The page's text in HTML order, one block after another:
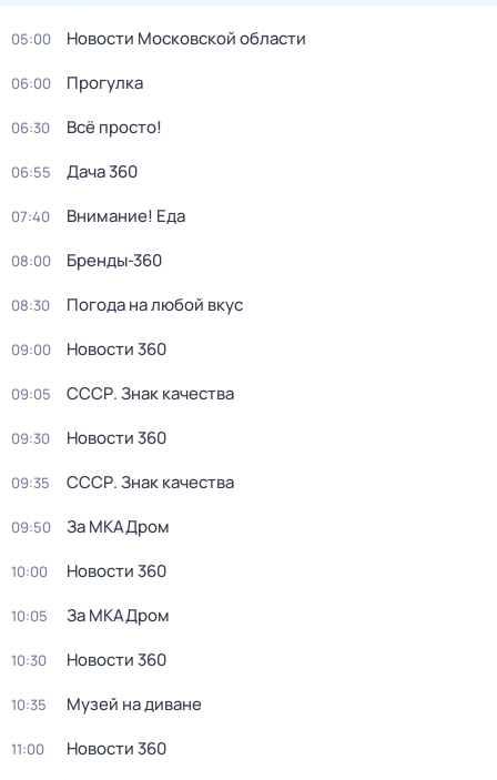
05:00 Новости Московской области
06:00 Прогулка
06:30 Всё просто!
06:55 Дача 360
07:40 Внимание! Еда
08:00 Бренды-360
08:30 Погода на любой вкус
09:00 Новости 360
09:05 СССР. Знак качества
09:30 Новости 360
09:35 СССР. Знак качества
09:50 За МКАДром
10:00 Новости 360
10:05 За МКАДром
10:30 Новости 360
10:35 Музей на диване
11:00 Новости 360